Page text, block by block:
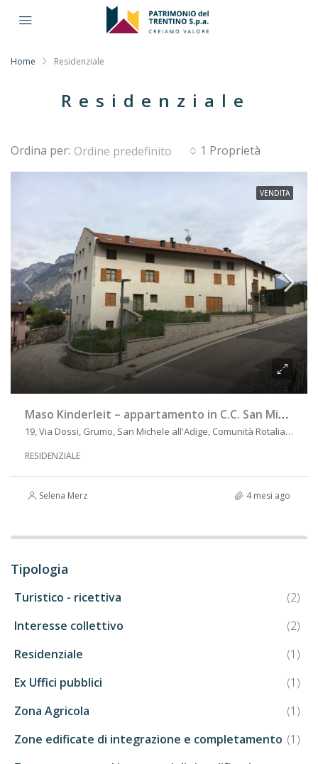
Home Residenziale
Residenziale
1 Proprietà
Ordina per: Ordine predefinito
VENDITA
Maso Kinderleit – appartamento in C.C. San Michele
19, Via Dossi, Grumo, San Michele all'Adige, Comunità Rotaliana-Königsberg, Provincia di Trento, Trentino-Alto Adige/Südtirol, 38098, Italia
RESIDENZIALE
Selena Merz 4 mesi ago
Tipologia
Turistico - ricettiva
(2)
Interesse collettivo
(2)
Residenziale
(1)
Ex Uffici pubblici
(1)
Zona Agricola
(1)
Zone edificate di integrazione e completamento (1)